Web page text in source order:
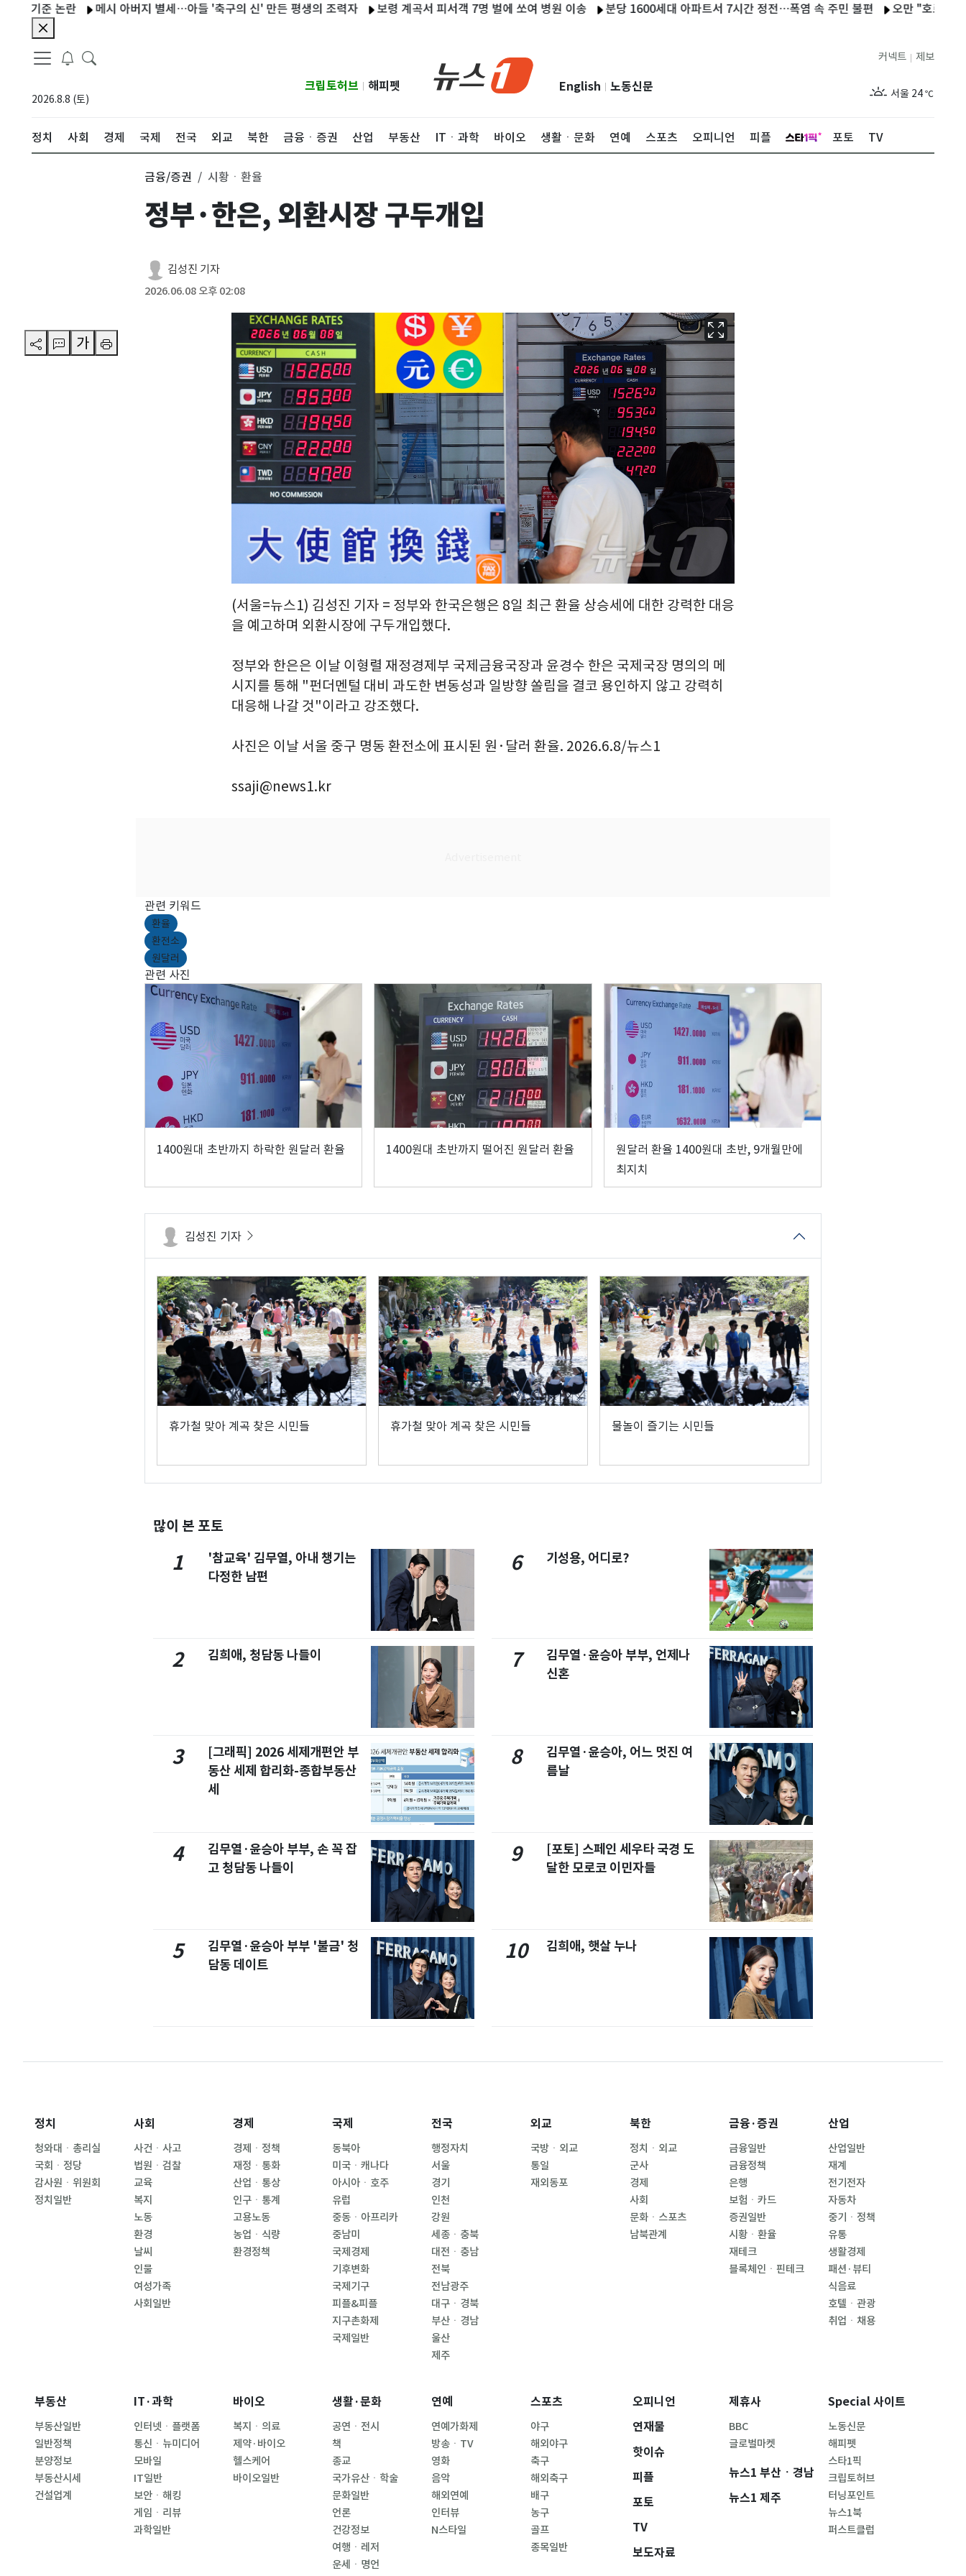
논란 메시 아버지 별세…아들 '축구의 신' 만든 평생의 조력자 보령 계곡서 피서객 7명 벌에 쏘여 병원 이송 분당 1600세대 아파트서 7시간 정전…폭염 속 주민 불편 오만 "호르무즈 협상
2026.8.8 (토)
크립토허브 해피펫 English 노동신문
제보
커넥트
서울 24 ℃
정치 사회 경제 국제 전국 외교 북한 금융ㆍ증권 산업 부동산 ITㆍ과학 바이오 생활ㆍ문화 연예 스포츠 오피니언 피플 포토 TV
가
금융/증권 시황ㆍ환율
정부·한은, 외환시장 구두개입
김성진 기자
2026.06.08 오후 02:08
(서울=뉴스1) 김성진 기자 = 정부와 한국은행은 8일 최근 환율 상승세에 대한 강력한 대응
을 예고하며 외환시장에 구두개입했다.
정부와 한은은 이날 이형렬 재정경제부 국제금융국장과 윤경수 한은 국제국장 명의의 메
시지를 통해 "펀더멘털 대비 과도한 변동성과 일방향 쏠림을 결코 용인하지 않고 강력히
대응해 나갈 것"이라고 강조했다.
사진은 이날 서울 중구 명동 환전소에 표시된 원·달러 환율. 2026.6.8/뉴스1
ssaji@news1.kr
관련 키워드
환율
환전소
원달러
관련 사진
1400원대 초반까지 하락한 원달러 환율 1400원대 초반까지 떨어진 원달러 환율
원달러 환율 1400원대 초반, 9개월만에
최지치
김성진 기자
휴가철 맞아 계곡 찾은 시민들 휴가철 맞아 계곡 찾은 시민들 물놀이 즐기는 시민들
많이 본 포토
1
'참교육' 김무열, 아내 챙기는
다정한 남편
2 김희애, 청담동 나들이
3
[그래픽] 2026 세제개편안 부
동산 세제 합리화-종합부동산
세
4
김무열·윤승아 부부, 손 꼭 잡
고 청담동 나들이
5
김무열·윤승아 부부 '불금' 청
담동 데이트
6 기성용, 어디로?
7
김무열·윤승아 부부, 언제나
신혼
8
김무열·윤승아, 어느 멋진 여
름날
9
[포토] 스페인 세우타 국경 도
달한 모로코 이민자들
10 김희애, 햇살 누나
정치
청와대ㆍ총리실
국회ㆍ정당
감사원ㆍ위원회
정치일반
사회
사건ㆍ사고
법원ㆍ검찰
교육
복지
노동
환경
날씨
인물
여성가족
사회일반
경제
경제ㆍ정책
재정ㆍ통화
산업ㆍ통상
인구ㆍ통계
고용노동
농업ㆍ식량
환경정책
국제
동북아
미국ㆍ캐나다
아시아ㆍ호주
유럽
중동ㆍ아프리카
중남미
국제경제
기후변화
국제기구
피플&피플
지구촌화제
국제일반
전국
행정자치
서울
경기
인천
강원
세종ㆍ충북
대전ㆍ충남
전북
전남광주
대구ㆍ경북
부산ㆍ경남
울산
제주
외교
국방ㆍ외교
통일
재외동포
북한
정치ㆍ외교
군사
경제
사회
문화ㆍ스포츠
남북관계
금융·증권
금융일반
금융정책
은행
보험ㆍ카드
증권일반
시황ㆍ환율
재테크
블록체인ㆍ핀테크
산업
산업일반
재계
전기전자
자동차
중기ㆍ정책
유통
생활경제
패션·뷰티
식음료
호텔ㆍ관광
취업ㆍ채용
부동산
부동산일반
일반정책
분양정보
부동산시세
건설업계
IT·과학
인터넷ㆍ플랫폼
통신ㆍ뉴미디어
모바일
IT일반
보안ㆍ해킹
게임ㆍ리뷰
과학일반
바이오
복지ㆍ의료
제약·바이오
헬스케어
바이오일반
생활·문화
공연ㆍ전시
책
종교
국가유산ㆍ학술
문화일반
언론
건강정보
여행ㆍ레저
운세ㆍ명언
연예
연예가화제
방송ㆍTV
영화
음악
해외연예
인터뷰
N스타일
스포츠
야구
해외야구
축구
해외축구
배구
농구
골프
종목일반
오피니언
연재물
핫이슈
피플
포토
TV
보도자료
제휴사
BBC
글로벌마켓
뉴스1 부산ㆍ경남
뉴스1 제주
Special 사이트
노동신문
해피펫
스타1픽
크립토허브
터닝포인트
뉴스1북
퍼스트클럽